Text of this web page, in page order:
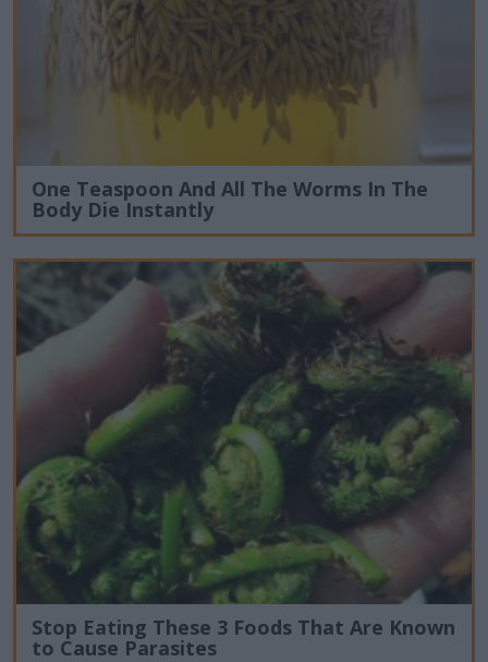
One Teaspoon And All The Worms In The
Body Die Instantly
Stop Eating These 3 Foods That Are Known
to Cause Parasites